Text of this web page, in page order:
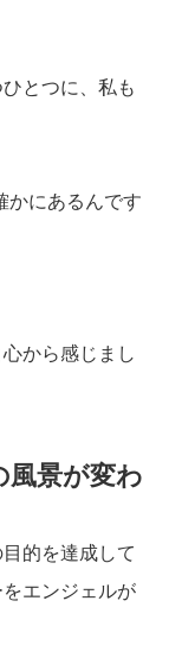
とつに、私も
かにあるんです
から感じまし
風景が変わ
的を達成して
エンジェルが